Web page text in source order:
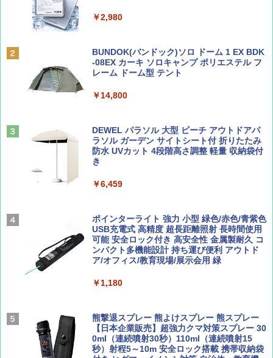
ディズニーファン ２０２６年 ９月号 [雑
誌] (ＤＩＳＮＥＹ ＦＡＮ)
山と溪谷 2026年8月号「南アルプス大全」
￥1,540
￥1,540
AIRLINE（エアライン）2026年9月号【特
￥1,760
地球の歩き方 スター・ウォーズ
￥2,695
僕が見た未来【完全版】
￥0
球の歩き方A ヨーロッパ
￥2,479
A26 地球の歩き方 チェコ ポーランド スロヴ
￥2,277
&ハイキング カーキ PATC-150(KH)
PYKES PEAK (パイクスピーク) 着替えテン
人用 折りたたみ 防災グッズ 災害用トイレ ビ
￥4,980
テント ワンタッチ RENEW 幅200 2-3人用 43
￥5,999
[キャンパーズコレクション 山善] 傘みたいに
広げるだけ パッとサッとテント ブラックコ
簡単設置 ポップアップテント エクルベージ
￥9,990
[キャンパーズコレクション 山善] 傘みたいに
￥2,980
BUNDOK(バンドック)ソロ ドーム 1 EX BDK
-08EX カーキ ソロキャンプ ポリエステル フ
レーム ドーム型 テント
￥14,800
DEWEL パラソル 大型 ビーチ アウトドアパ
ラソル ガーデン サイトシート付 折りたたみ
防水 UVカット 4段階高さ調整 軽量 収納袋付
き
￥6,459
ポインターライト 強力 小型 緑色/赤色/青紫色
USB充電式 高精度 超長距離照射 長時間使用
可能 安全ロック付き 高安全性 金属製耐久 コ
ンパクト多機能設計 持ち運び便利 アウトド
ア/オフィス/教育現場/展示会用 緑
￥1,180
熊撃退スプレー 熊よけスプレー 熊スプレー
【日本企業販売】超強力クマ対策スプレー 30
0ml（連続噴射30秒）110ml（連続噴射15
秒）射程5～10m 安全ロック搭載 携帯収納袋